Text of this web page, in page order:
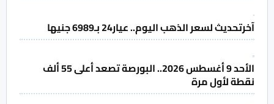
آخرتحديث لسعر الذهب اليوم.. عيار24 بـ6989 جنيها
الأحد 9 أغسطس 2026.. البورصة تصعد أعلى 55 ألف
نقطة لأول مرة